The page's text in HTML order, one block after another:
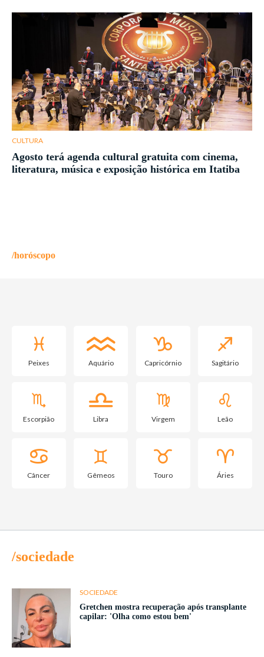
CULTURA
Agosto terá agenda cultural gratuita com cinema,
literatura, música e exposição histórica em Itatiba
/horóscopo
Peixes Aquário Capricórnio Sagitário
Escorpião Libra Virgem Leão
Câncer Gêmeos Touro Áries
/sociedade
SOCIEDADE
Gretchen mostra recuperação após transplante
capilar: 'Olha como estou bem'